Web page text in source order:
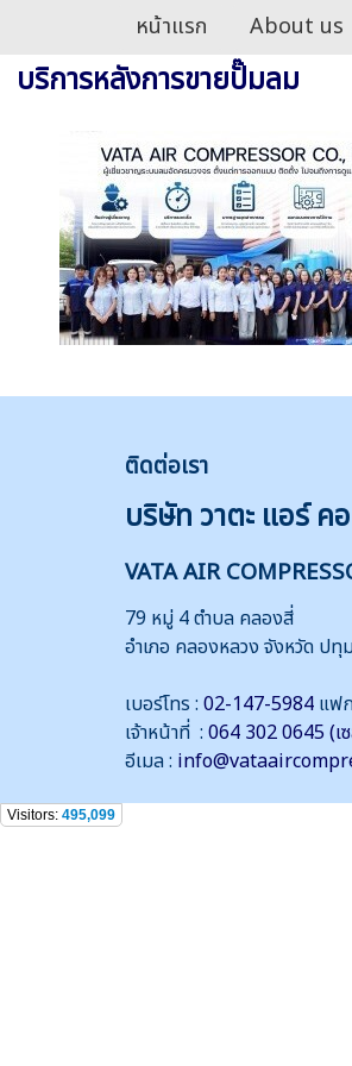
หน้าแรก About us
บริการหลังการขายปั๊มลม
ติดต่อเรา
บริษัท วาตะ แอร์ ค
VATA AIR
79 หมู่ 4 ตำบล คลองสี่
อำเภอ คลองหลวง จังหวัด ป
เบอร์โทร : 02-147-5984 แฟ
เจ้าหน้าที่ : 064 302 0645 (เ
อีเมล :
Visitors: 495,099